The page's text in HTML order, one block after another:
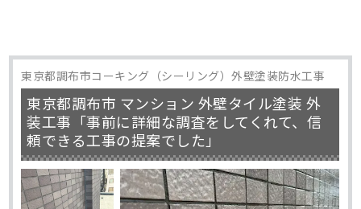
東京都調布市コーキング（シーリング）外壁塗装防水工事
東京都調布市 マンション 外壁タイル塗装 外
装工事「事前に詳細な調査をしてくれて、信
頼できる工事の提案でした」